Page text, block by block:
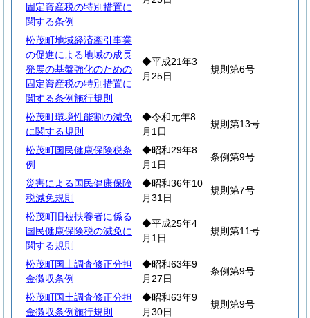
固定資産税の特別措置に
関する条例
松茂町地域経済牽引事業
の促進による地域の成長
発展の基盤強化のための
固定資産税の特別措置に
関する条例施行規則
◆平成21年3
月25日
規則第6号
松茂町環境性能割の減免
に関する規則
◆令和元年8
月1日
規則第13号
松茂町国民健康保険税条
例
◆昭和29年8
月1日
条例第9号
災害による国民健康保険
税減免規則
◆昭和36年10
月31日
規則第7号
松茂町旧被扶養者に係る
国民健康保険税の減免に
関する規則
◆平成25年4
月1日
規則第11号
松茂町国土調査修正分担
金徴収条例
◆昭和63年9
月27日
条例第9号
松茂町国土調査修正分担
金徴収条例施行規則
◆昭和63年9
月30日
規則第9号